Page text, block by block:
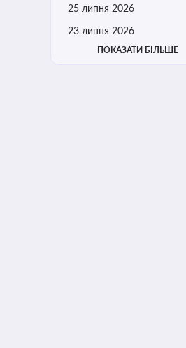
25 липня 2026
23 липня 2026
ПОКАЗАТИ БІЛЬШЕ